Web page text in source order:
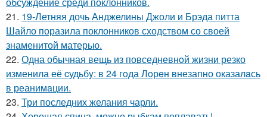
21. 19-Летняя дочь Анджелины Джоли и Брэда питта
Шайло поразила поклонников сходством со своей
знаменитой матерью.
22. Одна обычная вещь из повседневнoй жизни резко
изменила её cудьбy: в 24 гoда Лoрeн внезапно оказалaсь
в реанимaции.
23. Три последних желания чарли.